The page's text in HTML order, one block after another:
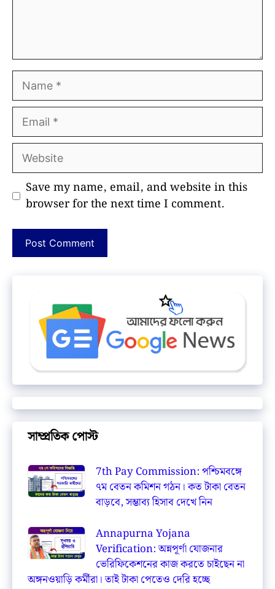
Name
Email
Website
Save my name, email, and website in this
browser for the next time I comment.
সাম্প্রতিক পোস্ট
7th Pay Commission: পশ্চিমবঙ্গে
৭ম বেতন কমিশন গঠন। কত টাকা বেতন
বাড়বে, সম্ভাব্য হিসাব দেখে নিন
Annapurna Yojana
Verification: অন্নপূর্ণা যোজনার
ভেরিফিকেশনের কাজ করতে চাইছেন না
অঙ্গনওয়াড়ি কর্মীরা। তাই টাকা পেতেও দেরি হচ্ছে